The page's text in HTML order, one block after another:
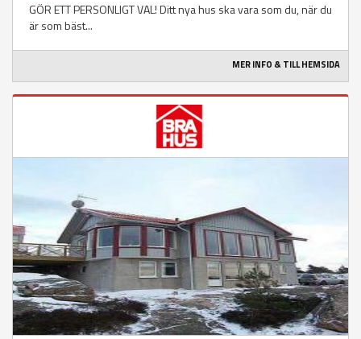
GÖR ETT PERSONLIGT VAL! Ditt nya hus ska vara som du, när du
är som bäst...
MER INFO & TILL HEMSIDA